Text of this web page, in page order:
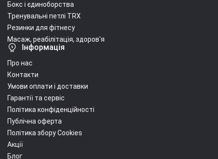
Бокс і єдиноборства
Тренувальні петлі TRX
Резинки для фітнесу
Масаж, реабілітація, здоров'я
Інформація
Про нас
Контакти
Умови оплати і доставки
Гарантії та сервіс
Політика конфіденційності
Публічна оферта
Політика збору Cookies
Акції
Блог